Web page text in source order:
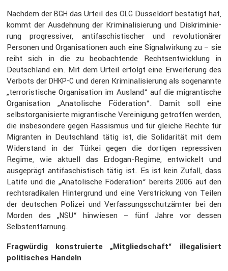
Nachdem derBGH das Urteil des OLG Düssel­dorf bestä­tigt hat,
kommt der Ausdeh­nung der Krimi­na­li­sie­rung und Diskri­mi­nie­
rung progres­siver, antifa­schis­ti­scher und revolu­tio­närer
Personen und Organi­sa­tionen auch eine Signal­wir­kung zu – sie
reiht sich in die zu beobach­tende Rechts­ent­wick­lung in
Deutsch­land ein. Mit dem Urteil erfolgt eine Erwei­te­rung des
Verbots derDHKP-C und deren Krimi­na­li­sie­rung als sogenannte
„terro­ris­ti­sche Organi­sa­tion im Ausland“ auf die migran­ti­sche
Organi­sa­tion „Anato­li­sche Födera­tion“. Damit soll eine
selbst­or­ga­ni­sierte migran­ti­sche Verei­ni­gung getroffen werden,
die insbe­son­dere gegen Rassismus und für gleiche Rechte für
Migranten in Deutsch­land tätig ist, die Solida­rität mit dem
Wider­stand in der Türkei gegen die dortigen repres­siven
Regime, wie aktuell das Erdogan-Regime, entwi­ckelt und
ausge­prägt antifa­schis­tisch tätig ist. Es ist kein Zufall, dass
Latife und die „Anato­li­sche Födera­tion“ bereits 2006 auf den
rechts­ra­di­kalen Hinter­grund und eine Verstri­ckung von Teilen
der deutschen Polizei und Verfas­sungs­schutz­ämter bei den
Morden des „NSU“ hinwiesen – fünf Jahre vor dessen
Selbstent­tar­nung.
Fragwürdig konstru­ierte „Mitglied­schaft“ illega­li­siert
politi­sches Handeln